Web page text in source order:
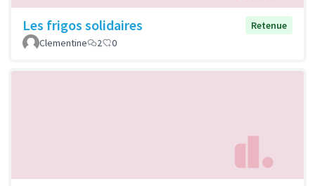
Les frigos solidaires
Retenue
Clementine
2 0